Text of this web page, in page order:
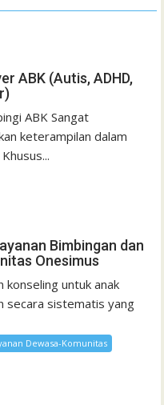
ABK (Autis, ADHD,
ABK Sangat
keterampilan dalam
Bimbingan dan
Onesimus
untuk anak
secara sistematis yang
Dewasa-Komunitas